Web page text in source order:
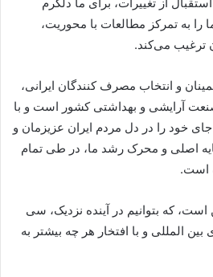
از تغییرات، برای ما دلگرم
به تمرکز مطالعات با محوریت،
ترغیب می‌کند.
و انتخاب مصرف کنندگان ایرانی،
صنعت آرایشی و بهداشتی کشور است و با
خود را در دل مردم ایران عزیزمان و
اصلی و محرک رشد ما، در طی تمام
است.
است، که بتوانیم در آینده نزدیک، سی
المللی و با افتخار هر چه بیشتر به